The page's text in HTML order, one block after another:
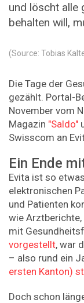
und löscht alle
behalten will,
(Source: Tobias
Die Tage der
gezählt. Portal-
November vom
Magazin "Saldo"
Swisscom an
Ein Ende
Evita ist so
elektronischen
und Patienten
wie
mit
vorgestellt, war
– also rund ein
ersten Kanton)
Doch schon